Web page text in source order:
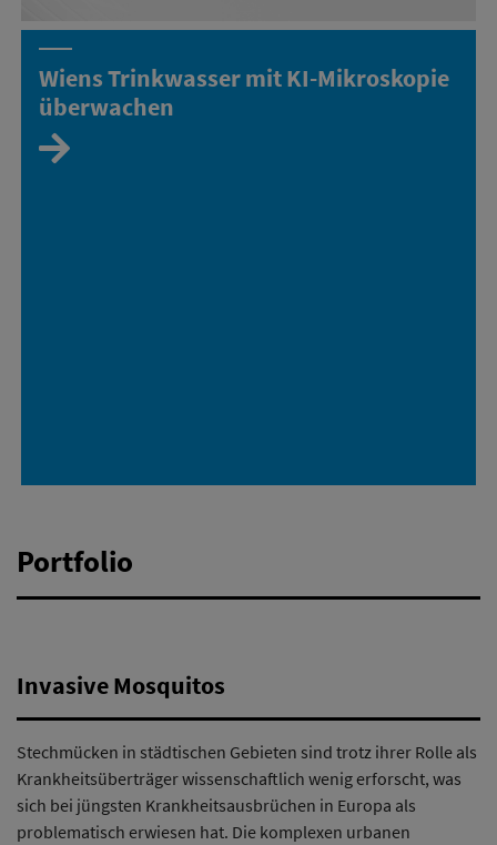
Wiens Trinkwasser mit KI-Mikroskopie
überwachen
Portfolio
Invasive Mosquitos
Stechmücken in städtischen Gebieten sind trotz ihrer Rolle als
Krankheitsüberträger wissenschaftlich wenig erforscht, was
sich bei jüngsten Krankheitsausbrüchen in Europa als
problematisch erwiesen hat. Die komplexen urbanen